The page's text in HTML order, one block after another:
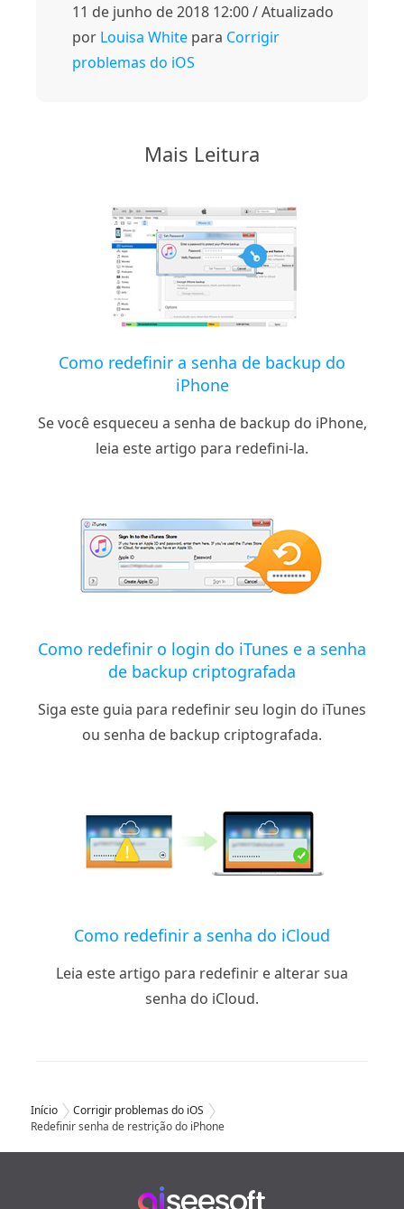
11 de junho de 2018 12:00 / Atualizado
por Louisa White para Corrigir
problemas do iOS
Mais Leitura
Como redefinir a senha de backup do
iPhone
Se você esqueceu a senha de backup do iPhone,
leia este artigo para redefini-la.
Como redefinir o login do iTunes e a senha
de backup criptografada
Siga este guia para redefinir seu login do iTunes
ou senha de backup criptografada.
Como redefinir a senha do iCloud
Leia este artigo para redefinir e alterar sua
senha do iCloud.
Início
Corrigir problemas do iOS
Redefinir senha de restrição do iPhone